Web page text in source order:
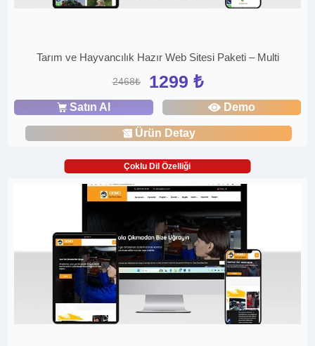
Tarım ve Hayvancılık Hazır Web Sitesi Paketi – Multi
2468₺ 1299 ₺
Satın Al Demo
Ürün Detay
Çoklu Dil Özelliği